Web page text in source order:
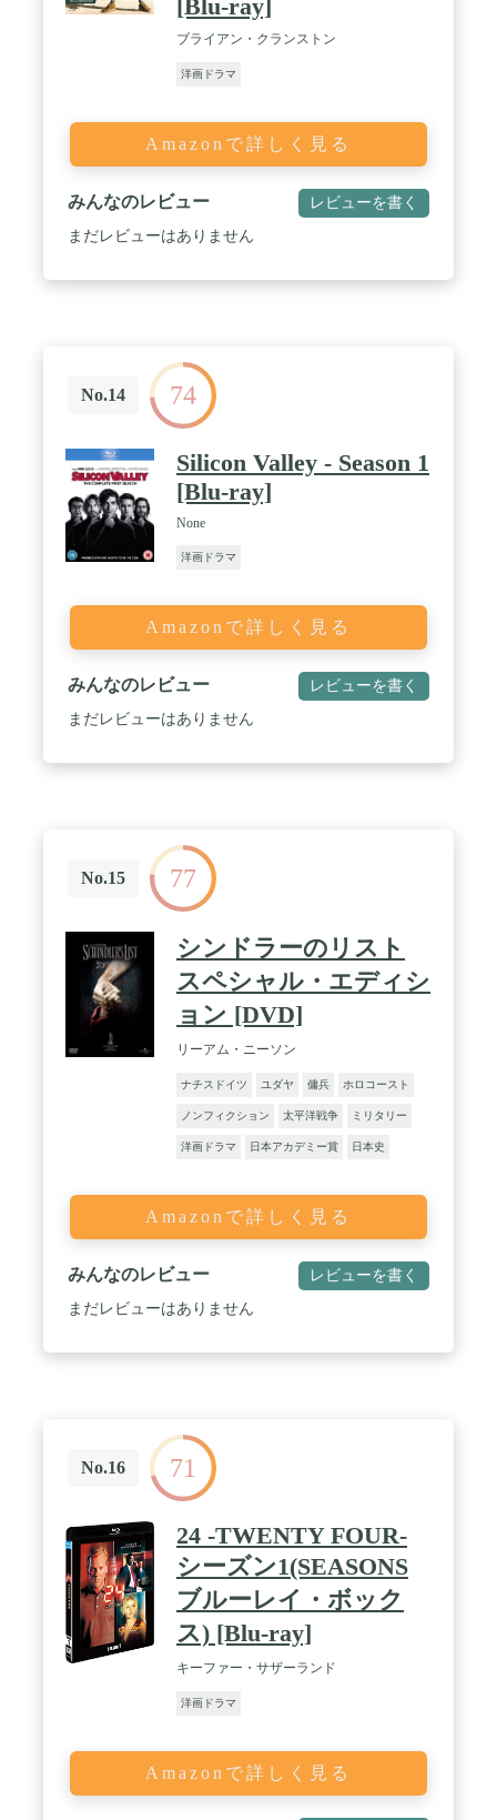
[Blu-ray]
ブライアン・クランストン
洋画ドラマ
Amazonで詳しく見る
みんなのレビュー レビューを書く
まだレビューはありません
No.14 74
Silicon Valley - Season 1
[Blu-ray]
None
洋画ドラマ
Amazonで詳しく見る
みんなのレビュー レビューを書く
まだレビューはありません
No.15 77
シンドラーのリスト
スペシャル・エディシ
ョン [DVD]
リーアム・ニーソン
ナチスドイツ ユダヤ 傭兵 ホロコースト
ノンフィクション 太平洋戦争 ミリタリー
洋画ドラマ 日本アカデミー賞 日本史
Amazonで詳しく見る
みんなのレビュー レビューを書く
まだレビューはありません
No.16 71
24 -TWENTY FOUR-
シーズン1(SEASONS
ブルーレイ・ボック
ス) [Blu-ray]
キーファー・サザーランド
洋画ドラマ
Amazonで詳しく見る